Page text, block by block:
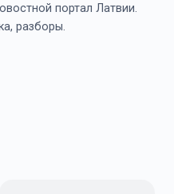
портал Латвии.
разборы.